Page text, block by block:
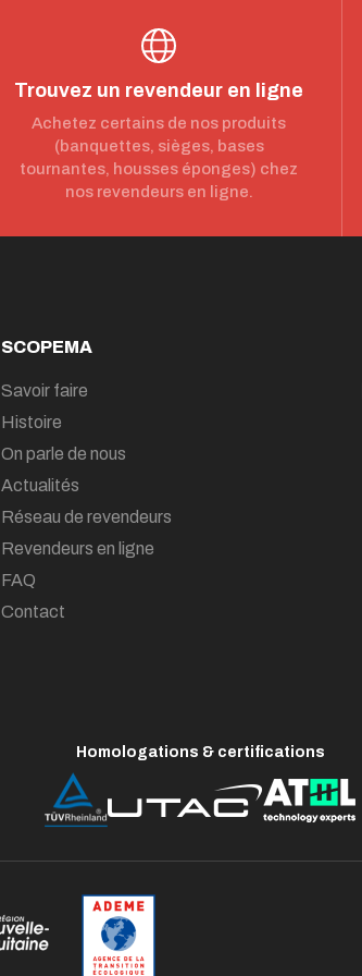
Trouvez un revendeur en ligne
Achetez certains de nos produits
(banquettes, sièges, bases
tournantes, housses éponges) chez
nos revendeurs en ligne.
SCOPEMA
Savoir faire
Histoire
On parle de nous
Actualités
Réseau de revendeurs
Revendeurs en ligne
FAQ
Contact
Homologations & certifications